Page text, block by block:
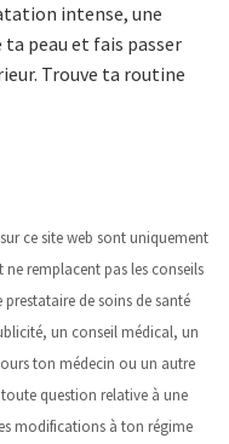
intense, une
peau et fais passer
Trouve ta routine
ce site web sont uniquement
remplacent pas les conseils
de soins de santé
un conseil médical, un
ton médecin ou un autre
question relative à une
modifications à ton régime